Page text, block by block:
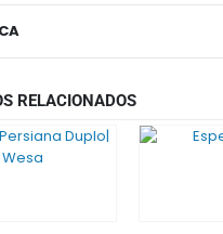
RELACIONADOS